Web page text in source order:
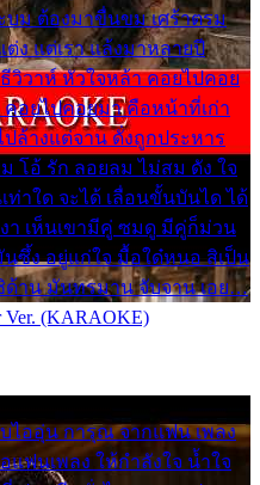
บม ต้องมาขื่นขม เศร้าตรม
ง แต่เรา แล้งมาหลายปี
วิวาห์ หัวใจหล้า คอยไปคอย
อยไปคอยมา คือหน้าที่เก่า
ล้างแต่จาน ดั่งถูกประหาร
โอ้ รัก ลอยลม ไม่สม ดัง ใจ
าใด จะได้ เลื่อนขั้นบันได ได้
า เห็นเขามีคู่ ซมดู มีคู่ก็ม่วน
ซึ้ง อยู่แก่ใจ มื้อใด๋หนอ สิเป็น
ด้าน มันทรมาน จับจาน เอย…
(KARAOKE)
ไออุ่น การุณ จากแฟน เพลง
แฟนเพลง ให้กำลังใจ น้ำใจ